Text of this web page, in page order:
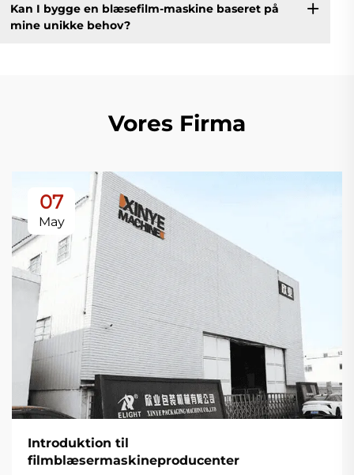
Kan I bygge en blæsefilm-maskine baseret på
mine unikke behov?
Vores Firma
07
May
Introduktion til
filmblæsermaskineproducenter